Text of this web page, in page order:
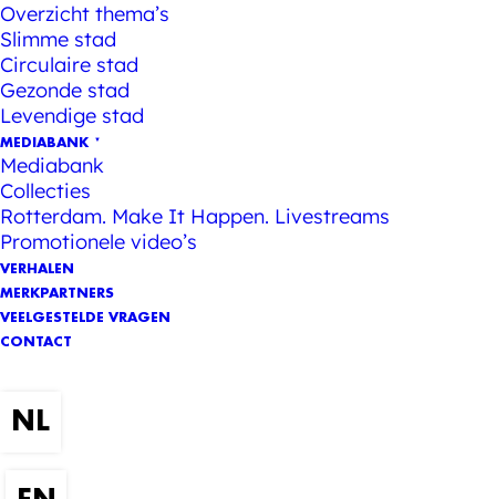
Overzicht thema’s
Slimme stad
Circulaire stad
Gezonde stad
Levendige stad
MEDIABANK
Mediabank
Collecties
Rotterdam. Make It Happen. Livestreams
Promotionele video’s
VERHALEN
MERKPARTNERS
VEELGESTELDE VRAGEN
CONTACT